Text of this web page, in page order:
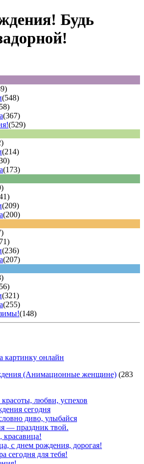
Будь
(548)
(367)
(529)
(214)
(173)
(209)
(200)
(236)
(207)
(321)
(255)
(148)
картинку онлайн
(Анимационные женщине) (283